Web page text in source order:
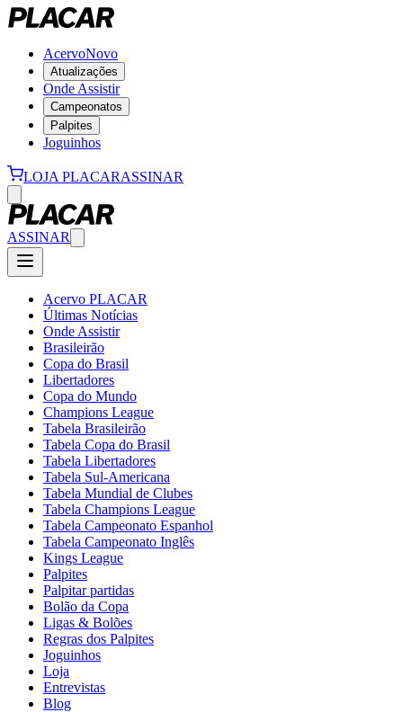
AcervoNovo
Atualizações
Onde Assistir
Campeonatos
Palpites
Joguinhos
LOJA PLACARASSINAR
ASSINAR
Acervo PLACAR
Últimas Notícias
Onde Assistir
Brasileirão
Copa do Brasil
Libertadores
Copa do Mundo
Champions League
Tabela Brasileirão
Tabela Copa do Brasil
Tabela Libertadores
Tabela Sul-Americana
Tabela Mundial de Clubes
Tabela Champions League
Tabela Campeonato Espanhol
Tabela Campeonato Inglês
Kings League
Palpites
Palpitar partidas
Bolão da Copa
Ligas & Bolões
Regras dos Palpites
Joguinhos
Loja
Entrevistas
Blog